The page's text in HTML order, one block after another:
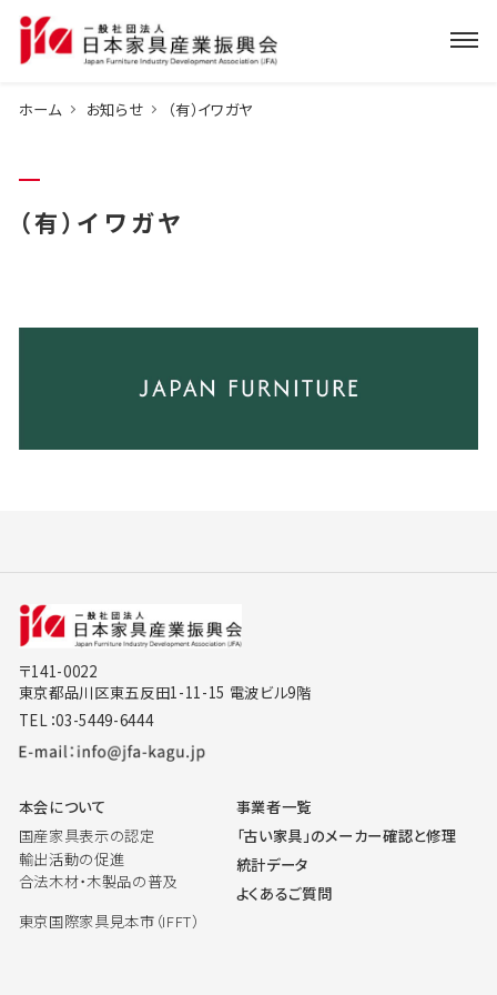
ホーム お知らせ （有）イワガヤ
（有）イワガヤ
〒141-0022
東京都品川区東五反田1-11-15 電波ビル9階
TEL：03-5449-6444
本会について
国産家具表示の認定
輸出活動の促進
合法木材・木製品の普及
東京国際家具見本市（IFFT）
事業者一覧
「古い家具」のメーカー確認と修理
統計データ
よくあるご質問